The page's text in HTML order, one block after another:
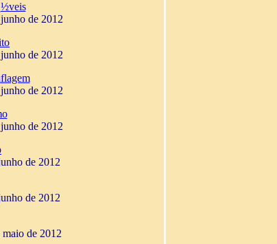
de 2012
de 2012
de 2012
de 2012
de 2012
de 2012
de 2012